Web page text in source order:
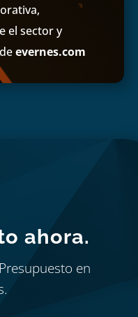
el sector y
evernes.com
ahora.
en